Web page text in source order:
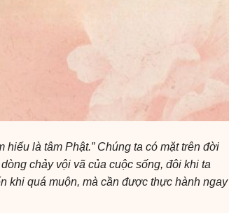
là tâm Phật.” Chúng ta có mặt trên đời
chảy vội vã của cuộc sống, đôi khi ta
khi quá muộn, mà cần được thực hành ngay